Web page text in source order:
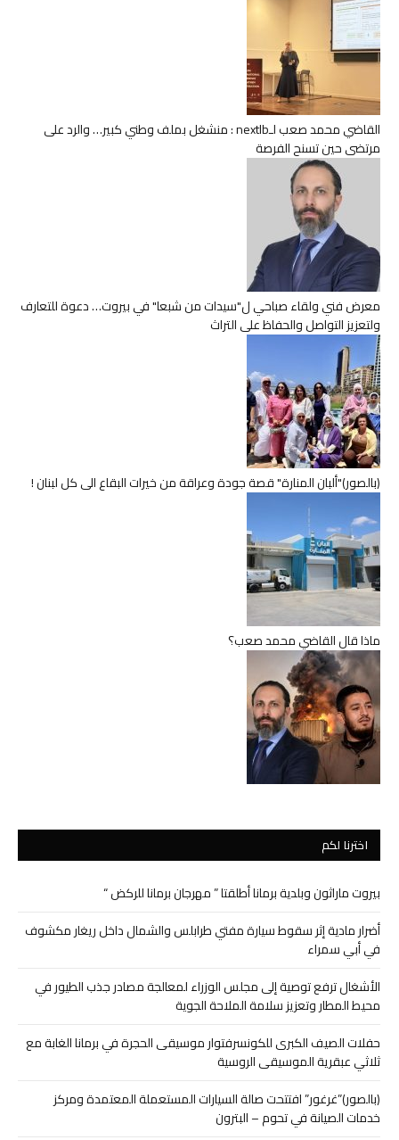
القاضي محمد صعب لـnextlb : منشغل بملف وطني كبير… والرد على
مرتضى حين تسنح الفرصة
معرض فني ولقاء صباحي ل"سيدات من شبعا" في بيروت… دعوة للتعارف
ولتعزيز التواصل والحفاظ على التراث
(بالصور)"ألبان المنارة" قصة جودة وعراقة من خيرات البقاع الى كل لبنان !
ماذا قال القاضي محمد صعب؟
اخترنا لكم
بيروت ماراثون وبلدية برمانا أطلقتا ” مهرجان برمانا للركض “
أضرار مادية إثر سقوط سيارة مفتي طرابلس والشمال داخل ريغار مكشوف
في أبي سمراء
الأشغال ترفع توصية إلى مجلس الوزراء لمعالجة مصادر جذب الطيور في
محيط المطار وتعزيز سلامة الملاحة الجوية
حفلات الصيف الكبرى للكونسرفتوار موسيقى الحجرة في برمانا الغابة مع
ثلاثي عبقرية الموسيقى الروسية
(بالصور)”غرغور” افتتحت صالة السيارات المستعملة المعتمدة ومركز
خدمات الصيانة في تحوم – البترون